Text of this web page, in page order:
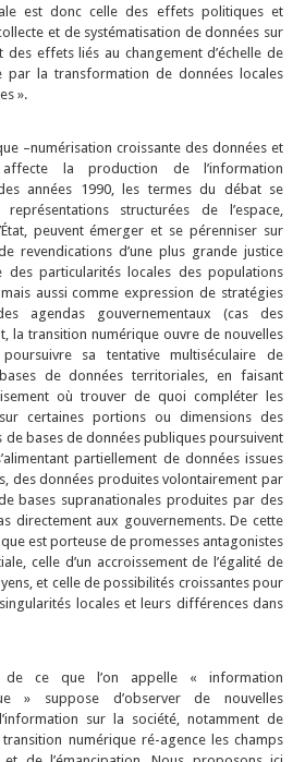
est donc celle des effets politiques et
et de systématisation de données sur
des effets liés au changement d’échelle de
par la transformation de données locales
».
–numérisation croissante des données et
la production de l’information
années 1990, les termes du débat se
structurées de l’espace,
peuvent émerger et se pérenniser sur
revendications d’une plus grande justice
particularités locales des populations
aussi comme expression de stratégies
agendas gouvernementaux (cas des
la transition numérique ouvre de nouvelles
sa tentative multiséculaire de
de données territoriales, en faisant
où trouver de quoi compléter les
certaines portions ou dimensions des
de bases de données publiques poursuivent
partiellement de données issues
des données produites volontairement par
bases supranationales produites par des
directement aux gouvernements. De cette
est porteuse de promesses antagonistes
celle d’un accroissement de l’égalité de
et celle de possibilités croissantes pour
locales et leurs différences dans
de ce que l’on appelle « information
» suppose d’observer de nouvelles
sur la société, notamment de
numérique ré-agence les champs